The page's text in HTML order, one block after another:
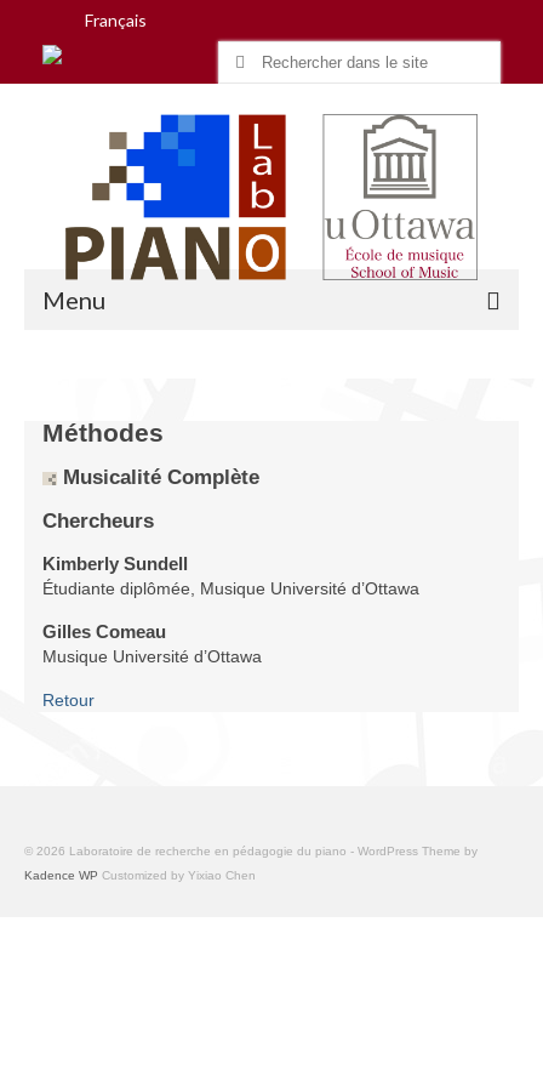
Français
Search
Menu
Recherche
Équipe
Infrastructure
Publications
Ressources
Donner
Méthodes
Musicalité Complète
Chercheurs
Kimberly Sundell
Étudiante diplômée, Musique Université d’Ottawa
Gilles Comeau
Musique Université d’Ottawa
Retour
© 2026 Laboratoire de recherche en pédagogie du piano - WordPress Theme by
Kadence WP Customized by Yixiao Chen